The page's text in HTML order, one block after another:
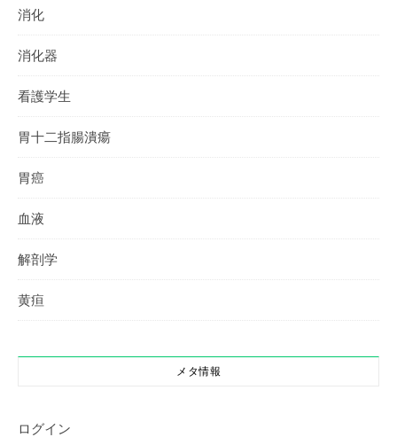
消化
消化器
看護学生
胃十二指腸潰瘍
胃癌
血液
解剖学
黄疸
メタ情報
ログイン